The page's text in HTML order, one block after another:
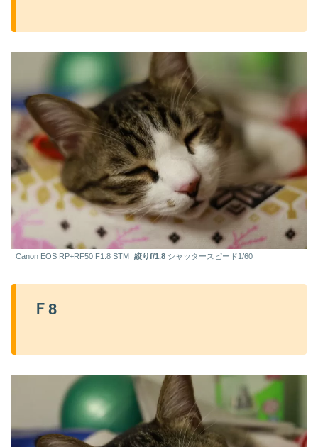
Canon EOS RP+RF50 F1.8 STM 絞りf/1.8 シャッタースピード1/60
Ｆ8